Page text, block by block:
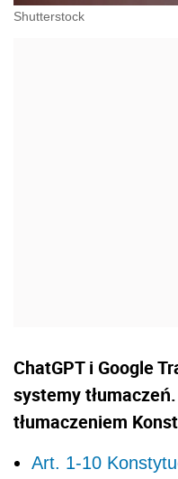
Shutterstock
ChatGPT i Google
systemy
tłumaczeniem
Art. 1-10